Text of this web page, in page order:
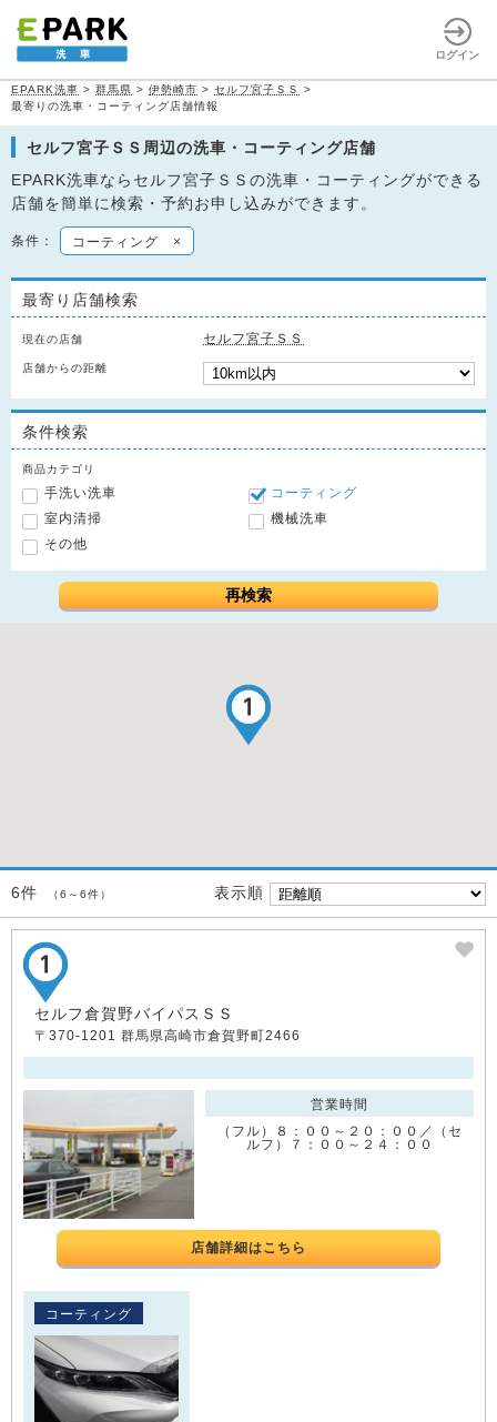
ログイン
EPARK洗車 > 群馬県 > 伊勢崎市 > セルフ宮子ＳＳ
>
最寄りの洗車・コーティング店舗情報
セルフ宮子ＳＳ周辺の洗車・コーティング店舗
EPARK洗車ならセルフ宮子ＳＳの洗車・コーティングができる
店舗を簡単に検索・予約お申し込みができます。
条件： コーティング ×
最寄り店舗検索
現在の店舗 セルフ宮子ＳＳ
店舗からの距離
条件検索
商品カテゴリ
手洗い洗車
コーティング
室内清掃
機械洗車
その他
再検索
6件 （6～6件） 表示順
セルフ倉賀野バイパスＳＳ
〒370-1201 群馬県高崎市倉賀野町2466
営業時間
（フル）８：００～２０：００／（セ
ルフ）７：００～２４：００
店舗詳細はこちら
コーティング